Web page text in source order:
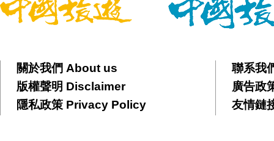
關於我們 About us
版權聲明 Disclaimer
隱私政策 Privacy Policy
聯系我
廣告政
友情鏈